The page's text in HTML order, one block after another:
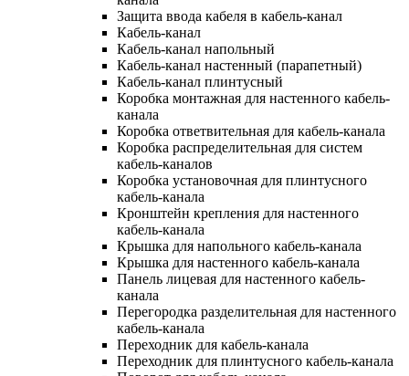
Защита ввода кабеля в кабель-канал
Кабель-канал
Кабель-канал напольный
Кабель-канал настенный (парапетный)
Кабель-канал плинтусный
Коробка монтажная для настенного кабель-
канала
Коробка ответвительная для кабель-канала
Коробка распределительная для систем
кабель-каналов
Коробка установочная для плинтусного
кабель-канала
Кронштейн крепления для настенного
кабель-канала
Крышка для напольного кабель-канала
Крышка для настенного кабель-канала
Панель лицевая для настенного кабель-
канала
Перегородка разделительная для настенного
кабель-канала
Переходник для кабель-канала
Переходник для плинтусного кабель-канала